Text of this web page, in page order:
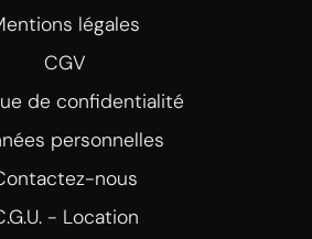
légales
CGV
de confidentialité
personnelles
nous
- Location